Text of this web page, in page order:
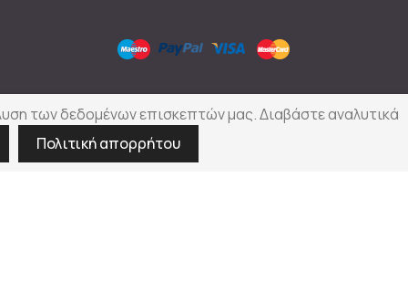
των δεδομένων επισκεπτών μας. Διαβάστε αναλυτικά
Πολιτική απορρήτου